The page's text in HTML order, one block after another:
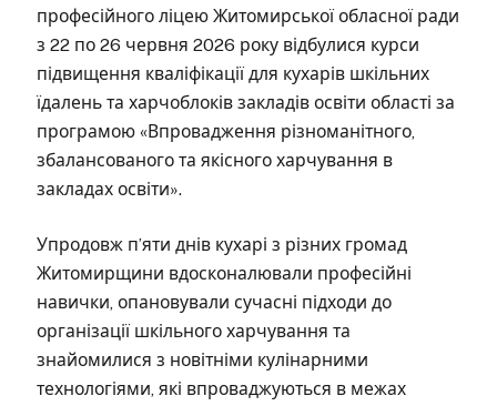
професійного ліцею Житомирської обласної ради
з 22 по 26 червня 2026 року відбулися курси
підвищення кваліфікації для кухарів шкільних
їдалень та харчоблоків закладів освіти області за
програмою «Впровадження різноманітного,
збалансованого та якісного харчування в
закладах освіти».
Упродовж п’яти днів кухарі з різних громад
Житомирщини вдосконалювали професійні
навички, опановували сучасні підходи до
організації шкільного харчування та
знайомилися з новітніми кулінарними
технологіями, які впроваджуються в межах